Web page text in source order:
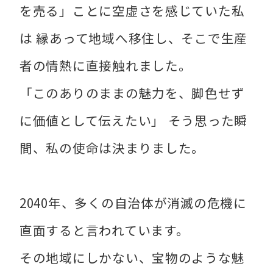
を売る」ことに空虚さを感じていた私
は 縁あって地域へ移住し、そこで生産
者の情熱に直接触れました。
「このありのままの魅力を、脚色せず
に価値として伝えたい」 そう思った瞬
間、私の使命は決まりました。
2040年、多くの自治体が消滅の危機に
直面すると言われています。
その地域にしかない、宝物のような魅